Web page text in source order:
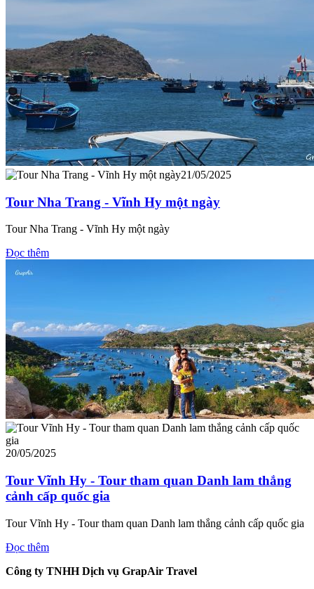
21/05/2025
Tour Nha Trang - Vĩnh Hy một ngày
Tour Nha Trang - Vĩnh Hy một ngày
Đọc thêm
20/05/2025
Tour Vĩnh Hy - Tour tham quan Danh lam thắng
cảnh cấp quốc gia
Tour Vĩnh Hy - Tour tham quan Danh lam thắng cảnh cấp quốc gia
Đọc thêm
Công ty TNHH Dịch vụ GrapAir Travel